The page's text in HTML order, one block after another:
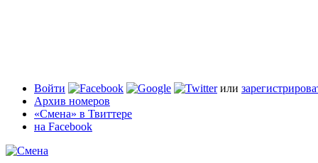
Войти или
Архив номеров
«Смена» в Твиттере
на Facebook